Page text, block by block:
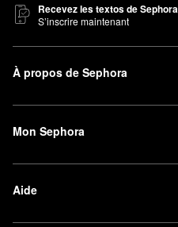
Recevez les textos de Sephora
S’inscrire maintenant
À propos de Sephora
Mon Sephora
Aide